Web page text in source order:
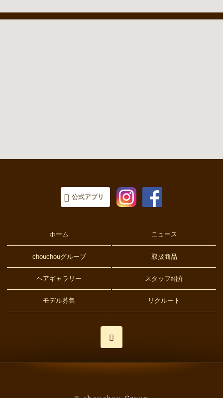
公式アプリ
ホーム ニュース
chouchouグループ 取扱商品
ヘアギャラリー スタッフ紹介
モデル募集 リクルート